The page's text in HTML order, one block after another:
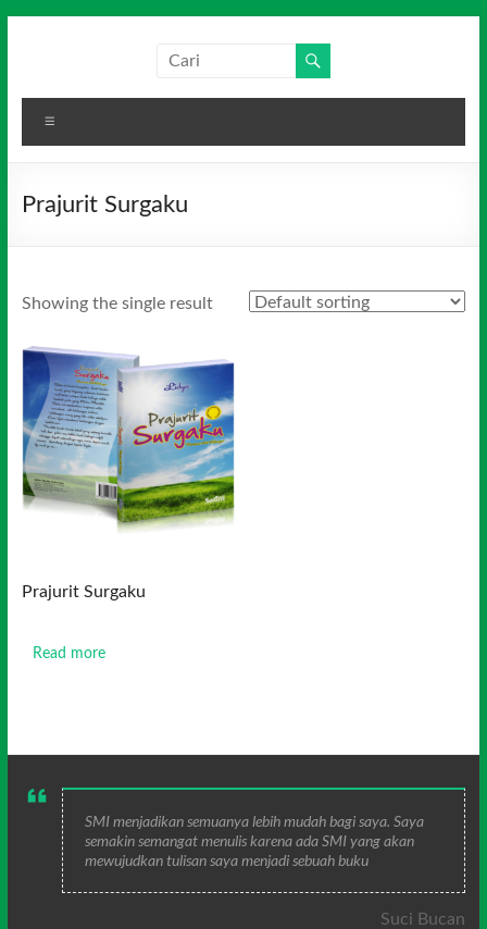
Media
Indonesia
Prajurit Surgaku
Showing the single result
Prajurit Surgaku
Read more
SMI menjadikan semuanya lebih mudah bagi saya. Saya
semakin semangat menulis karena ada SMI yang akan
mewujudkan tulisan saya menjadi sebuah buku
Suci Bucan